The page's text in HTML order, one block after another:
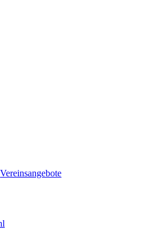
Vereinsangebote